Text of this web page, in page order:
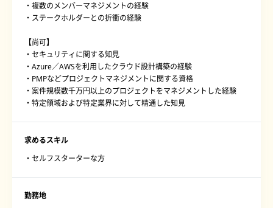
・複数のメンバーマネジメントの経験
・ステークホルダーとの折衝の経験
【尚可】
・セキュリティに関する知見
・Azure／AWSを利用したクラウド設計構築の経験
・PMPなどプロジェクトマネジメントに関する資格
・案件規模数千万円以上のプロジェクトをマネジメントした経験
・特定領域および特定業界に対して精通した知見
求めるスキル
・セルフスターターな方
勤務地